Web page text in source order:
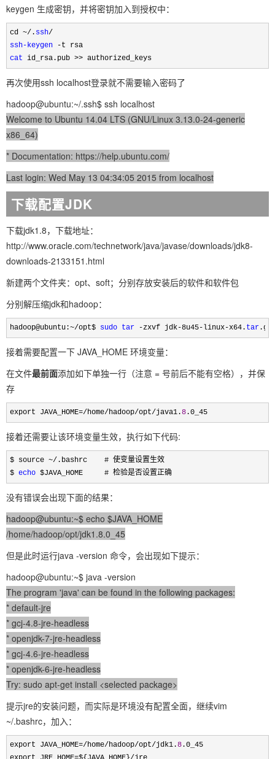
keygen 生成密钥，并将密钥加入到授权中：
cd ~/. ssh
ssh-keygen -
cat id_rsa.pub >> authorized_keys
再次使用ssh localhost登录就不需要输入密码了
hadoop@ubuntu:~/.ssh$ ssh localhost
Welcome to Ubuntu 14.04 LTS (GNU/Linux 3.13.0-24-generic
x86_64)
* Documentation: https://help.ubuntu.com/
Last login: Wed May 13 04:34:05 2015 from localhost
下载配置JDK
下载jdk1.8，下载地址：
http://www.oracle.com/technetwork/java/javase/downloads/jdk8-
downloads-2133151.html
新建两个文件夹：opt、soft；分别存放安装后的软件和软件包
分别解压缩jdk和hadoop：
hadoop@ubuntu:~/opt$ sudo tar -zxvf jdk-8u45-linux-x64. tar .gz
接着需要配置一下 JAVA_HOME 环境变量：
在文件最前面添加如下单独一行（注意 = 号前后不能有空格），并保
存
export JAVA_HOME=/home/hadoop/opt/java1.8 .0_45
接着还需要让该环境变量生效，执行如下代码:
$ source ~/ .bashrc    # 使变量设置生效
$ echo $JAVA_HOME     # 检验是否设置正确
没有错误会出现下面的结果：
hadoop@ubuntu:~$ echo $JAVA_HOME
/home/hadoop/opt/jdk1.8.0_45
但是此时运行java -version 命令，会出现如下提示：
hadoop@ubuntu:~$ java -version
The program 'java' can be found in the following packages:
* default-jre
* gcj-4.8-jre-headless
* openjdk-7-jre-headless
* gcj-4.6-jre-headless
* openjdk-6-jre-headless
Try: sudo apt-get install <selected package>
提示jre的安装问题，而实际是环境没有配置全面，继续vim
~/.bashrc，加入：
export JAVA_HOME=/home/hadoop/opt/jdk1.8 .0_45